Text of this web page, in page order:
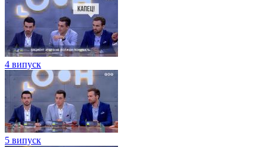
4 випуск
5 випуск